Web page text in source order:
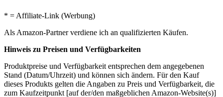
* = Affiliate-Link (Werbung)
Als Amazon-Partner verdiene ich an qualifizierten Käufen.
Hinweis zu Preisen und Verfügbarkeiten
Produktpreise und Verfügbarkeit entsprechen dem angegebenen
Stand (Datum/Uhrzeit) und können sich ändern. Für den Kauf
dieses Produkts gelten die Angaben zu Preis und Verfügbarkeit, die
zum Kaufzeitpunkt [auf der/den maßgeblichen Amazon-Website(s)]